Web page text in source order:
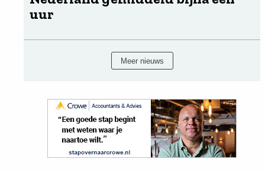
uur
Meer nieuws